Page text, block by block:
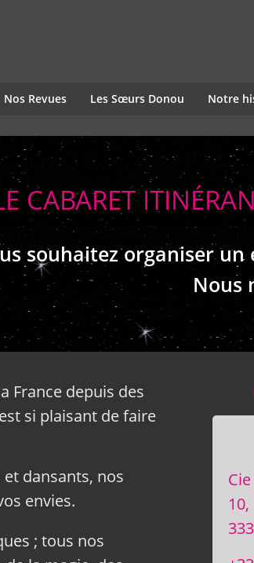
Nos Revues Les Sœurs Donou Notre
CABARET
souhaitez organiser un
Nous
France depuis des
si plaisant de faire
dansants, nos
envies.
; tous nos